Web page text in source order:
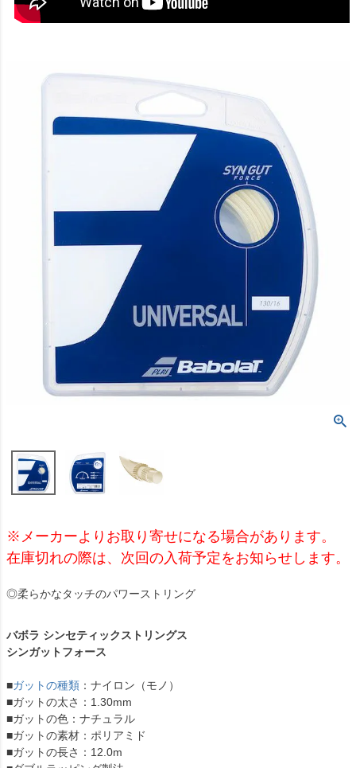
※メーカーよりお取り寄せになる場合があります。
在庫切れの際は、次回の入荷予定をお知らせします。
◎柔らかなタッチのパワーストリング
バボラ シンセティックストリングス
シンガットフォース
■ガットの種類 ：ナイロン（モノ）
■ガットの太さ：1.30mm
■ガットの色：ナチュラル
■ガットの素材：ポリアミド
■ガットの長さ：12.0m